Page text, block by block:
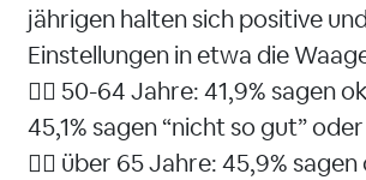
jährigen halten sich positive
Einstellungen in etwa die
👉🏻 50-64 Jahre: 41,9% sagen
45,1% sagen “nicht so gut”
👉🏻 über 65 Jahre: 45,9%